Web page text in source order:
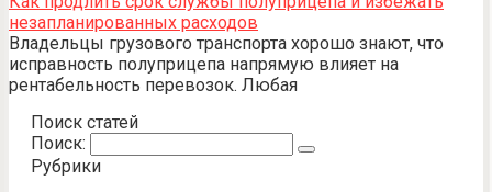
незапланированных расходов
Владельцы грузового транспорта хорошо знают, что
исправность полуприцепа напрямую влияет на
рентабельность перевозок. Любая
Поиск статей
Поиск:
Рубрики